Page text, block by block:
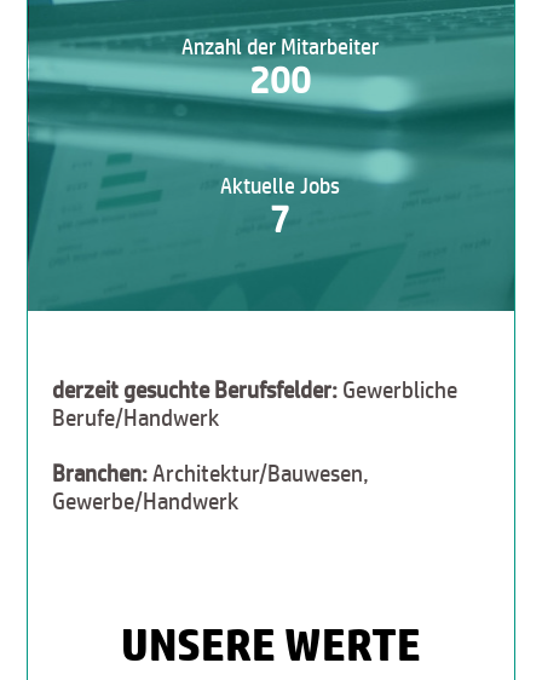
Anzahl der Mitarbeiter
200
Aktuelle Jobs
7
derzeit gesuchte Berufsfelder: Gewerbliche
Berufe/Handwerk
Branchen:Architektur/Bauwesen,
Gewerbe/Handwerk
UNSERE WERTE